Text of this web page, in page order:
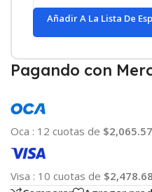
Añadir A La Lista De
Pagando con
Oca : 12 cuotas de $2,065.57
Visa : 10 cuotas de $2,478.68